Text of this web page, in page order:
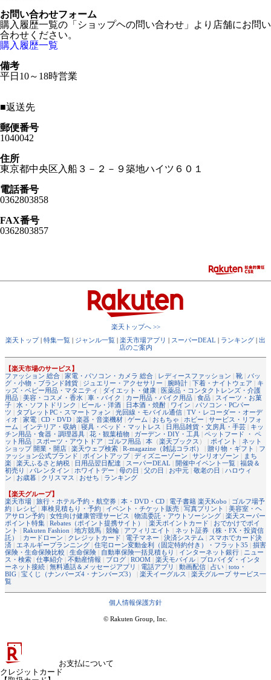
お問い合わせフォーム
購入履歴一覧の「ショップヘの問い合わせ」より店舗にお問い
合わせください。
購入履歴一覧
備考
平日10～18時営業
■返送先
郵便番号
1040042
住所
東京都中央区入船３－２－９築地ハイツ６０１
電話番号
0362803858
FAX番号
0362803857
楽天トップへ >>
楽天トップ
特集一覧 ジャンル一覧 楽天市場アプリ スーパーDEAL ランキング
出
店のご案内
【楽天市場のサービス】
ファッション 総合
家電・パソコン・カメラ 総合 レディースファッション 靴
バッ
グ・小物・ブランド雑貨
ジュエリー・アクセサリー 腕時計 下着・ナイトウェア
キ
ッズ・ベビー用品・マタニティ
ダイエット・健康
医薬品・コンタクトレンズ・介護
用品
美容・コスメ・香水 車・バイク カー用品・バイク用品 食品
スイーツ・お菓
子
水・ソフトドリンク ビール・洋酒 日本酒・焼酎 ワイン
パソコン・PCパー
ツ
タブレットPC・スマートフォン 光回線・モバイル通信
TV・レコーダー・オーデ
ィオ
家電 CD・DVD 楽器・音楽機材 ゲーム おもちゃ ホビー
サービス・リフォ
ーム
インテリア・収納 寝具・ベッド・マットレス 日用品雑貨・文房具・手芸
キッ
チン用品・食器・調理器具
花・観葉植物 ガーデン・DIY・工具
ペットフード ・ ペ
ット用品
スポーツ・アウトドア ゴルフ用品 本 （楽天ブックス ） | ポイント
ネット
ショップ 開業・開店
楽天ウェブ検索 R-magazine（雑誌コラボ） 贈り物・ギフト
フ
ァッション公式ブランド
ポイントアップ ディズニーゾーン サンリオゾーン
まち
楽
楽天ふるさと納税 日用品翌日配達 スーパーDEAL 開催中イベント一覧
福袋＆
初売り
バレンタイン ホワイトデー 母の日 父の日 お中元 敬老の日
ハロウィ
ン
お歳暮 クリスマス おせち ランキング
【楽天グループ】
楽天市場
旅行・ホテル予約・航空券 本・DVD・CD 電子書籍 楽天Kobo
ゴルフ場予
約
レシピ 車検見積もり・予約 イベント・チケット販売 写真プリント
美容室・ヘ
アサロン予約
女性向け健康管理サービス 物流委託・アウトソーシング
楽天スーパー
ポイント特集
Rebates（ポイント提携サイト） 楽天ポイントカード
おでかけでポイ
ント
Rakuten Fashion 地方競馬 競輪 アフィリエイト
ネット証券（株・FX・投資信
託）
カードローン クレジットカード 電子マネー 決済システム
スマホでカード決
済
エネルギープランニング 住宅ローン変動金利（固定特約付き）・フラット35
損害
保険・生命保険比較
生命保険 自動車保険一括見積もり インターネット銀行
ニュー
ス・検索
仕事紹介 不動産情報 ブログ ROOM 楽天モバイル
プロバイダ・インタ
ーネット接続
無料通話＆メッセージアプリ 電話アプリ 動画配信 占い
toto・
BIG
宝くじ（ナンバーズ4・ナンバーズ3） 楽天イーグルス
楽天グループ サービス一
覧
個人情報保護方針
© Rakuten Group, Inc.
お支払について
クレジットカード